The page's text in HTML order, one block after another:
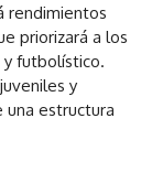
rendimientos
priorizará a los
futbolístico.
y
estructura